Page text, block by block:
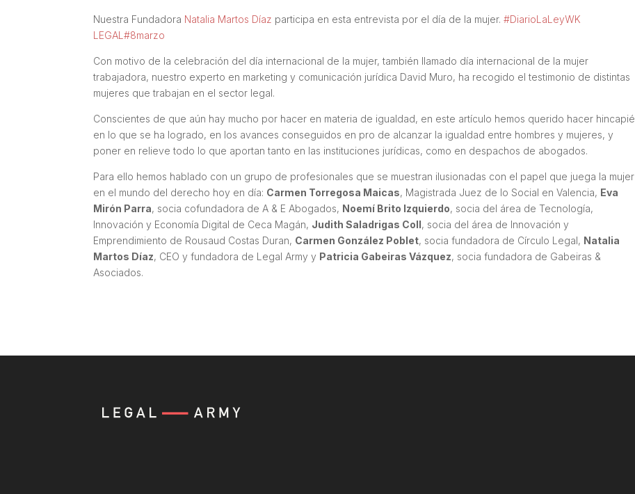
Nuestra Fundadora Natalia Martos Díaz participa en esta entrevista por el día de la mujer.#DiarioLaLeyWK
LEGAL#8marzo
Con motivo de la celebración del día internacional de la mujer, también llamado día internacional de la mujer
trabajadora, nuestro experto en marketing y comunicación jurídica David Muro, ha recogido el testimonio de distintas
mujeres que trabajan en el sector legal.
Conscientes de que aún hay mucho por hacer en materia de igualdad, en este artículo hemos querido hacer hincapié
en lo que se ha logrado, en los avances conseguidos en pro de alcanzar la igualdad entre hombres y mujeres, y
poner en relieve todo lo que aportan tanto en las instituciones jurídicas, como en despachos de abogados.
Para ello hemos hablado con un grupo de profesionales que se muestran ilusionadas con el papel que juega la mujer
en el mundo del derecho hoy en día: Carmen Torregosa Maicas, Magistrada Juez de lo Social en Valencia, Eva
Mirón Parra, socia cofundadora de A & E Abogados, Noemí Brito Izquierdo, socia del área de Tecnología,
Innovación y Economía Digital de Ceca Magán, Judith Saladrigas Coll, socia del área de Innovación y
Emprendimiento de Rousaud Costas Duran, Carmen González Poblet, socia fundadora de Círculo Legal, Natalia
Martos Díaz, CEO y fundadora de Legal Army y Patricia Gabeiras Vázquez, socia fundadora de Gabeiras &
Asociados.